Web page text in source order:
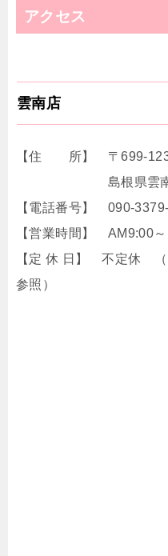
アクセス
雲南店
【住 所】 〒699-
島根県雲南市大
【電話番号】 090-
【営業時間】 AM9:00
【定 休 日】 不定休 （
参照）